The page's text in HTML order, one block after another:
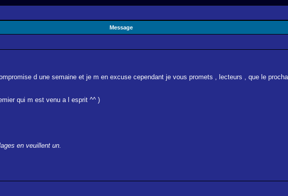
Message
d une semaine et je m en excuse cependant je vous promets , lecteurs , que le
qui m est venu a l esprit ^^ )
en veuillent un.